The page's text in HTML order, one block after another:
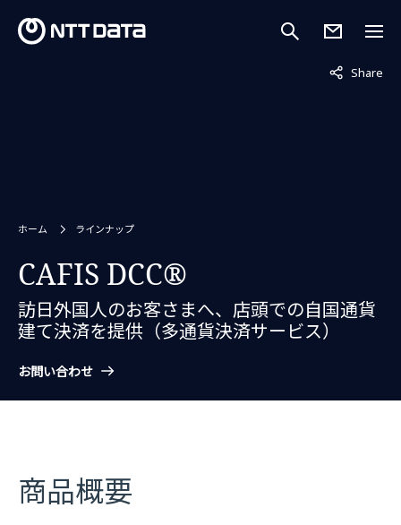
Share
非表示中
ホーム ラインナップ
CAFIS DCC®
訪日外国人のお客さまへ、店頭での自国通貨
建て決済を提供（多通貨決済サービス）
お問い合わせ
商品概要